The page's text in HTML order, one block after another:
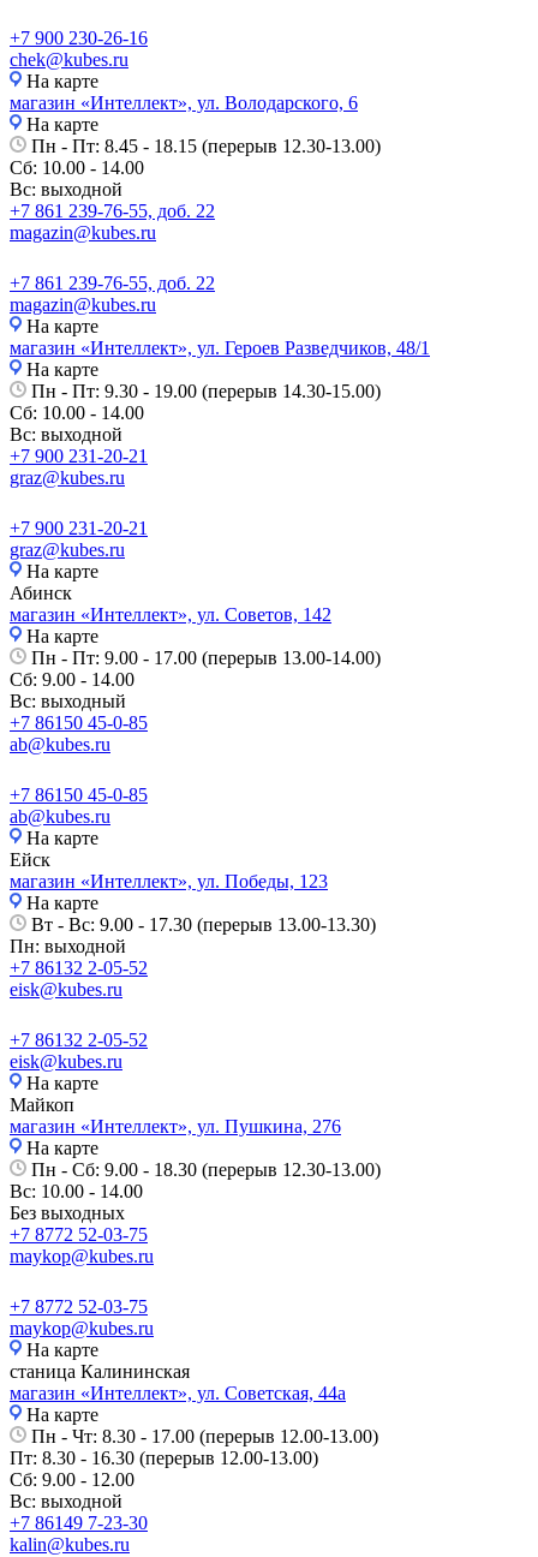
+7 900 230-26-16
chek@kubes.ru
На карте
магазин «Интеллект», ул. Володарского, 6
На карте
Пн - Пт: 8.45 - 18.15 (перерыв 12.30-13.00)
Сб: 10.00 - 14.00
Вс: выходной
+7 861 239-76-55, доб. 22
magazin@kubes.ru
+7 861 239-76-55, доб. 22
magazin@kubes.ru
На карте
магазин «Интеллект», ул. Героев Разведчиков, 48/1
На карте
Пн - Пт: 9.30 - 19.00 (перерыв 14.30-15.00)
Сб: 10.00 - 14.00
Вс: выходной
+7 900 231-20-21
graz@kubes.ru
+7 900 231-20-21
graz@kubes.ru
На карте
Абинск
магазин «Интеллект», ул. Советов, 142
На карте
Пн - Пт: 9.00 - 17.00 (перерыв 13.00-14.00)
Сб: 9.00 - 14.00
Вс: выходный
+7 86150 45-0-85
ab@kubes.ru
+7 86150 45-0-85
ab@kubes.ru
На карте
Ейск
магазин «Интеллект», ул. Победы, 123
На карте
Вт - Вс: 9.00 - 17.30 (перерыв 13.00-13.30)
Пн: выходной
+7 86132 2-05-52
eisk@kubes.ru
+7 86132 2-05-52
eisk@kubes.ru
На карте
Майкоп
магазин «Интеллект», ул. Пушкина, 276
На карте
Пн - Сб: 9.00 - 18.30 (перерыв 12.30-13.00)
Вс: 10.00 - 14.00
Без выходных
+7 8772 52-03-75
maykop@kubes.ru
+7 8772 52-03-75
maykop@kubes.ru
На карте
станица Калининская
магазин «Интеллект», ул. Советская, 44а
На карте
Пн - Чт: 8.30 - 17.00 (перерыв 12.00-13.00)
Пт: 8.30 - 16.30 (перерыв 12.00-13.00)
Сб: 9.00 - 12.00
Вс: выходной
+7 86149 7-23-30
kalin@kubes.ru